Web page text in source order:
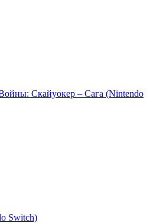
Скайуокер – Сага (Nintendo
Switch)